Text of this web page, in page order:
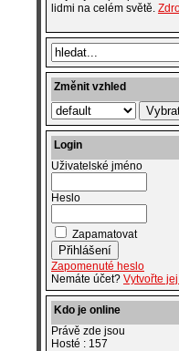
lidmi na celém světě.
Změnit vzhled
Login
Uživatelské jméno
Heslo
Zapamatovat
Zapomenuté heslo
Nemáte účet? Vytvořte
Kdo je online
Právě zde jsou
Hosté : 157